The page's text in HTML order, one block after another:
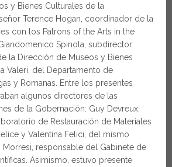
y Bienes Culturales de la
Terence Hogan, coordinador de la
con los Patrons of the Arts in the
Spinola, subdirector
la Dirección de Museos y Bienes
Valeri, del Departamento de
y Romanas. Entre los presentes
algunos directores de las
de la Gobernación: Guy Devreux,
de Restauración de Materiales
y Valentina Felici, del mismo
Morresi, responsable del Gabinete de
Asimismo, estuvo presente